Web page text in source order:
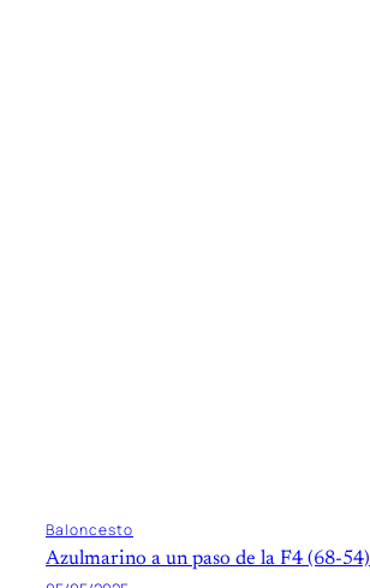
Baloncesto
Azulmarino a un paso de la F4 (68-54)